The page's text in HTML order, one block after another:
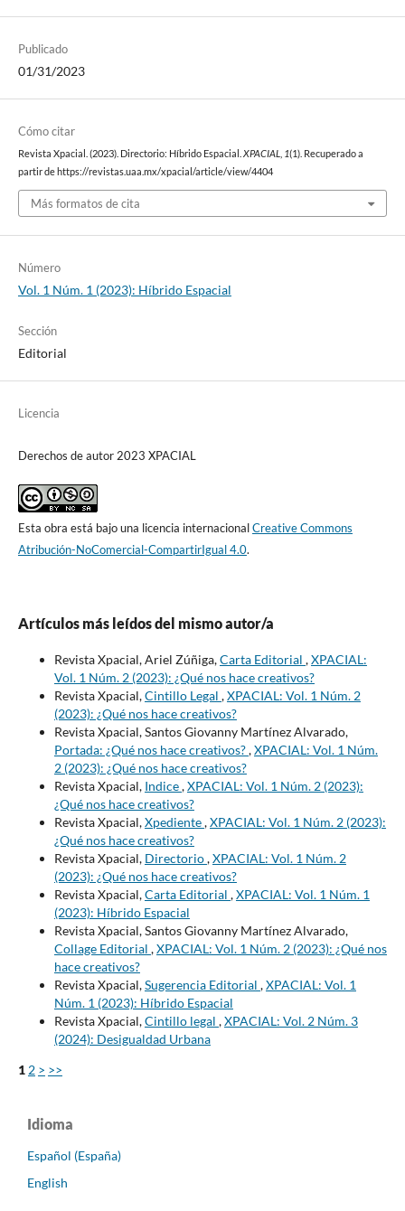
Publicado
01/31/2023
Cómo citar
Revista Xpacial. (2023). Directorio: Híbrido Espacial. XPACIAL 1(1). Recuperado a
partir de https://revistas.uaa.mx/xpacial/article/view/4404
Más formatos de cita
Número
Vol. 1 Núm. 1 (2023): Híbrido Espacial
Sección
Editorial
Licencia
Derechos de autor 2023 XPACIAL
Esta obra está bajo una licencia internacionalCreative Commons
Atribución-NoComercial-CompartirIgual 4.0.
Artículos más leídos del mismo autor/a
Revista Xpacial, Ariel Zúñiga,Carta Editorial ,XPACIAL:
Vol. 1 Núm. 2 (2023): ¿Qué nos hace creativos?
Revista Xpacial,Cintillo Legal ,XPACIAL: Vol. 1 Núm. 2
(2023): ¿Qué nos hace creativos?
Revista Xpacial, Santos Giovanny Martínez Alvarado,
Portada: ¿Qué nos hace creativos?,XPACIAL: Vol. 1 Núm.
2 (2023): ¿Qué nos hace creativos?
Revista Xpacial, Indice,XPACIAL: Vol. 1 Núm. 2 (2023):
¿Qué nos hace creativos?
Revista Xpacial,Xpediente,XPACIAL: Vol. 1 Núm. 2 (2023):
¿Qué nos hace creativos?
Revista Xpacial, Directorio,XPACIAL: Vol. 1 Núm. 2
(2023): ¿Qué nos hace creativos?
Revista Xpacial,Carta Editorial ,XPACIAL: Vol. 1 Núm. 1
(2023): Híbrido Espacial
Revista Xpacial, Santos Giovanny Martínez Alvarado,
Collage Editorial ,XPACIAL: Vol. 1 Núm. 2 (2023): ¿Qué nos
hace creativos?
Revista Xpacial,Sugerencia Editorial ,XPACIAL: Vol. 1
Núm. 1 (2023): Híbrido Espacial
Revista Xpacial,Cintillo legal ,XPACIAL: Vol. 2 Núm. 3
(2024): Desigualdad Urbana
12 > >>
Idioma
Español (España)
English